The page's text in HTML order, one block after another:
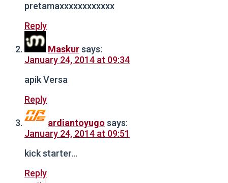
pretamaxxxxxxxxxxxx
Reply
Maskursays:
January 24, 2014 at 09:34
apik Versa
Reply
ardiantoyugo says:
January 24, 2014 at 09:51
kick starter…
Reply